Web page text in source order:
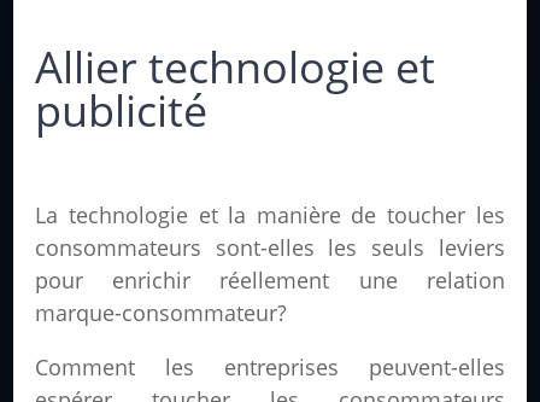
Allier technologie et
publicité
La technologie et la manière de toucher les
consommateurs sont-elles les seuls leviers
pour enrichir réellement une relation
marque-consommateur?
Comment les entreprises peuvent-elles